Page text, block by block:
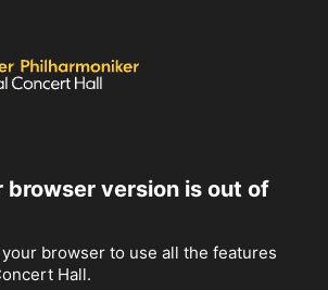
browser version is out of
browser to use all the features
Hall.